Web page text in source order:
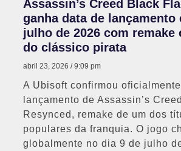
Assassin’s Creed Black
ganha data de lançamento
julho de 2026 com remake
do clássico pirata
abril 23, 2026 9:09 pm
A Ubisoft confirmou
lançamento de Assassin’s
Resynced, remake de um dos
populares da franquia. O jogo
globalmente no dia 9 de julho